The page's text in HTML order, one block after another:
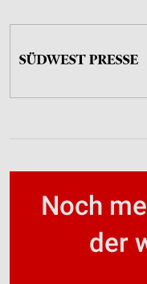
Noch
der